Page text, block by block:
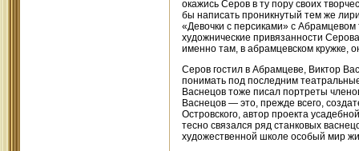
окажись Серов в ту пору своих
бы написать проникнутый тем же
«Девочки с персиками» с
художнические привязанности
именно там, в абрамцевском кружке,
Серов гостил в Абрамцеве, Виктор
понимать под последним
Васнецов тоже писал портреты
Васнецов — это, прежде всего,
Островского, автор проекта
тесно связался ряд станковых
художественной школе особый мир